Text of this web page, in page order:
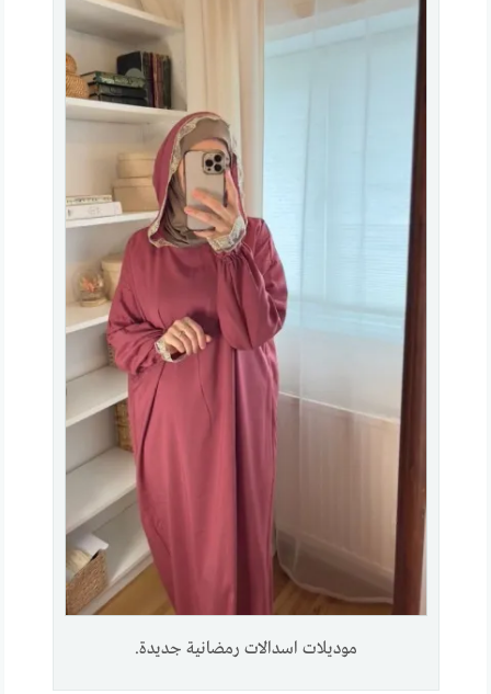
موديلات اسدالات رمضانية جديدة.